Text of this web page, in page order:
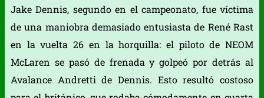
Jake Dennis, segundo en el campeonato, fue víctima
de una maniobra demasiado entusiasta de René Rast
en la vuelta 26 en la horquilla: el piloto de NEOM
McLaren se pasó de frenada y golpeó por detrás al
Avalance Andretti de Dennis. Esto resultó costoso